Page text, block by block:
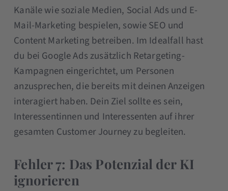
Kanäle wie soziale Medien, Social Ads und E-
Mail-Marketing bespielen, sowie SEO und
Content Marketing betreiben. Im Idealfall hast
du bei Google Ads zusätzlich Retargeting-
Kampagnen eingerichtet, um Personen
anzusprechen, die bereits mit deinen Anzeigen
interagiert haben. Dein Ziel sollte es sein,
Interessentinnen und Interessenten auf ihrer
gesamten Customer Journey zu begleiten.
Fehler 7: Das Potenzial der KI
ignorieren